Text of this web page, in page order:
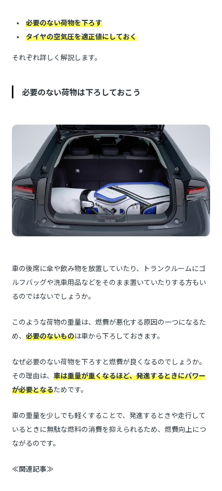
必要のない荷物を下ろす
タイヤの空気圧を適正値にしておく
それぞれ詳しく解説します。
必要のない荷物は下ろしておこう
車の後席に傘や飲み物を放置していたり、トランクルームにゴ
ルフバッグや洗車用品などをそのまま置いていたりする方もい
るのではないでしょうか。
このような荷物の重量は、燃費が悪化する原因の一つになるた
め、 必要のないものは車から下ろしておきます。
なぜ必要のない荷物を下ろすと燃費が良くなるのでしょうか。
その理由は、 車は重量が重くなるほど、発進するときにパワー
が必要となるためです。
車の重量を少しでも軽くすることで、発進するときや走行して
いるときに無駄な燃料の消費を抑えられるため、燃費向上につ
ながるのです。
≪関連記事≫